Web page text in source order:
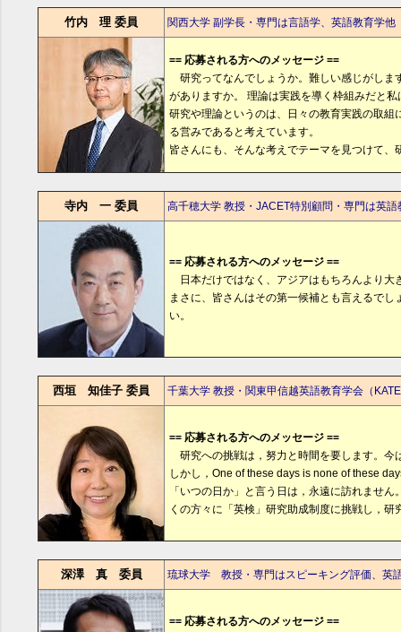
竹内 理 委員 関西大学 副学長・専門は言語学、英語教育学他
== 応募される方へのメッセージ ==
研究ってなんでしょうか。難しい感じがしま
がありますか。 理論は実践を導く枠組みだと
研究や理論というのは、日々の教育実践の取
る営みであると考えています。
皆さんにも、そんな考えでテーマを見つけて
寺内 一 委員 高千穂大学 教授・JACET特別顧問・専門は英語
== 応募される方へのメッセージ ==
日本だけではなく、アジアはもちろんより大
まさに、皆さんはその第一候補とも言えるで
い。
西垣 知佳子 委員 千葉大学 教授・関東甲信越英語教育学会（
== 応募される方へのメッセージ ==
研究への挑戦は，努力と時間を要します。今
しかし，One of these days is none of these
「いつの日か」と言う日は，永遠に訪れませ
くの方々に「英検」研究助成制度に挑戦し，
深澤 真 委員 琉球大学 教授・専門はスピーキング評価、英
== 応募される方へのメッセージ ==